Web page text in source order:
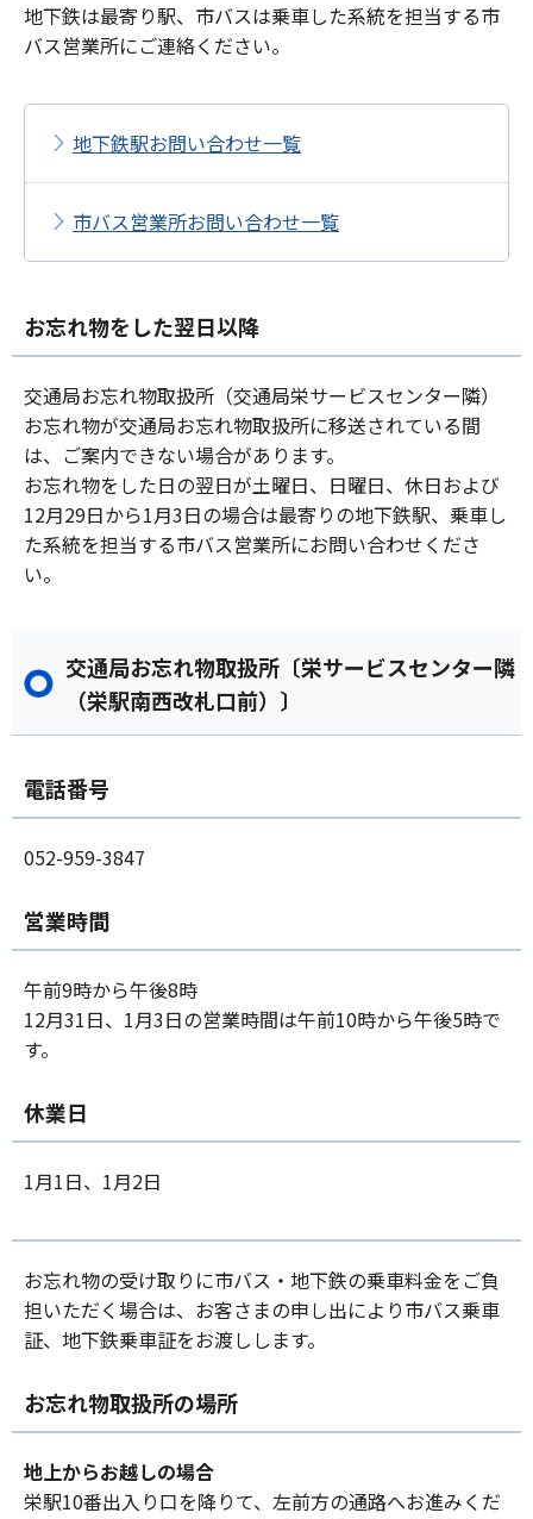
地下鉄は最寄り駅、市バスは乗車した系統を担当する市
バス営業所にご連絡ください。
地下鉄駅お問い合わせ一覧
市バス営業所お問い合わせ一覧
お忘れ物をした翌日以降
交通局お忘れ物取扱所（交通局栄サービスセンター隣）
お忘れ物が交通局お忘れ物取扱所に移送されている間
は、ご案内できない場合があります。
お忘れ物をした日の翌日が土曜日、日曜日、休日および
12月29日から1月3日の場合は最寄りの地下鉄駅、乗車し
た系統を担当する市バス営業所にお問い合わせくださ
い。
交通局お忘れ物取扱所〔栄サービスセンター隣
（栄駅南西改札口前）〕
電話番号
052-959-3847
営業時間
午前9時から午後8時
12月31日、1月3日の営業時間は午前10時から午後5時で
す。
休業日
1月1日、1月2日
お忘れ物の受け取りに市バス・地下鉄の乗車料金をご負
担いただく場合は、お客さまの申し出により市バス乗車
証、地下鉄乗車証をお渡しします。
お忘れ物取扱所の場所
地上からお越しの場合
栄駅10番出入り口を降りて、左前方の通路へお進みくだ